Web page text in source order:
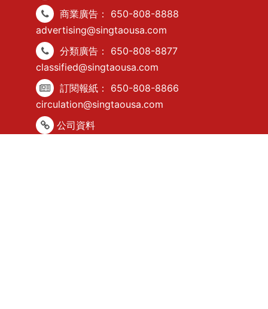
商業廣告：
650-808-8888
advertising@singtaousa.com
分類廣告：
650-808-8877
classified@singtaousa.com
訂閱報紙：
650-808-8866
circulation@singtaousa.com
公司資料